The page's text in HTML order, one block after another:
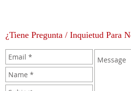
¿Tiene Pregunta / Inquietud Para